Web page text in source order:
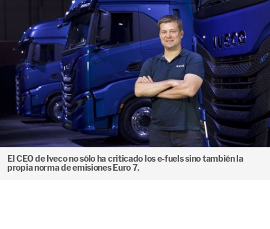
El CEO de Iveco no sólo ha criticado los e-fuels sino también la
propia norma de emisiones Euro 7.